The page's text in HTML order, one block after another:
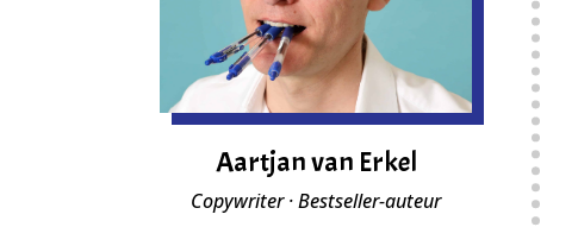
Aartjan van Erkel
Copywriter · Bestseller-auteur